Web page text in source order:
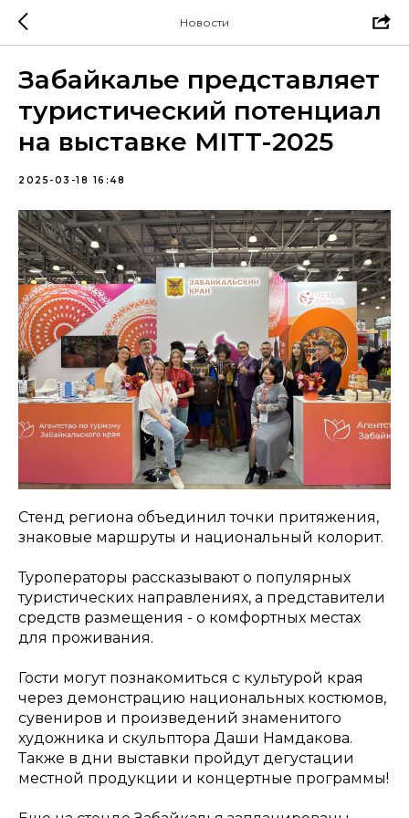
Новости
Забайкалье представляет
туристический потенциал
на выставке MITT-2025
2025-03-18 16:48
Стенд региона объединил точки притяжения,
знаковые маршруты и национальный колорит.
Туроператоры рассказывают о популярных
туристических направлениях, а представители
средств размещения - о комфортных местах
для проживания.
Гости могут познакомиться с культурой края
через демонстрацию национальных костюмов,
сувениров и произведений знаменитого
художника и скульптора Даши Намдакова.
Также в дни выставки пройдут дегустации
местной продукции и концертные программы!